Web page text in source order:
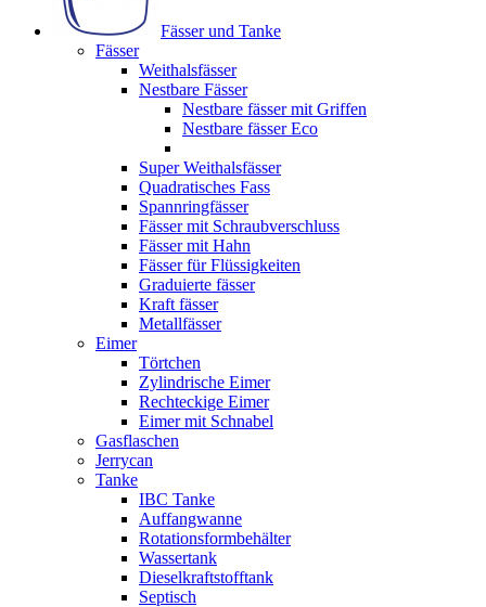
Fässer und Tanke
Fässer
Weithalsfässer
Nestbare Fässer
Nestbare fässer mit Griffen
Nestbare fässer Eco
Super Weithalsfässer
Quadratisches Fass
Spannringfässer
Fässer mit Schraubverschluss
Fässer mit Hahn
Fässer für Flüssigkeiten
Graduierte fässer
Kraft fässer
Metallfässer
Eimer
Törtchen
Zylindrische Eimer
Rechteckige Eimer
Eimer mit Schnabel
Gasflaschen
Jerrycan
Tanke
IBC Tanke
Auffangwanne
Rotationsformbehälter
Wassertank
Dieselkraftstofftank
Septisch